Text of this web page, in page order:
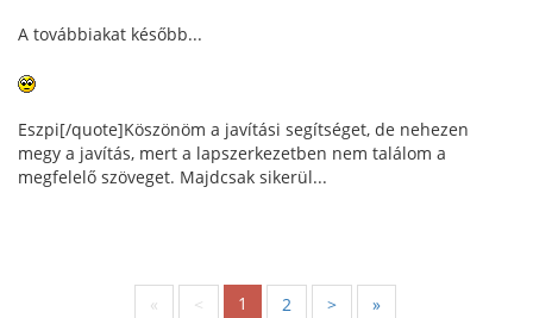
A továbbiakat később...
Eszpi[/quote]Köszönöm a javítási segítséget, de nehezen
megy a javítás, mert a lapszerkezetben nem találom a
megfelelő szöveget. Majdcsak sikerül...
« < 1 2 > »